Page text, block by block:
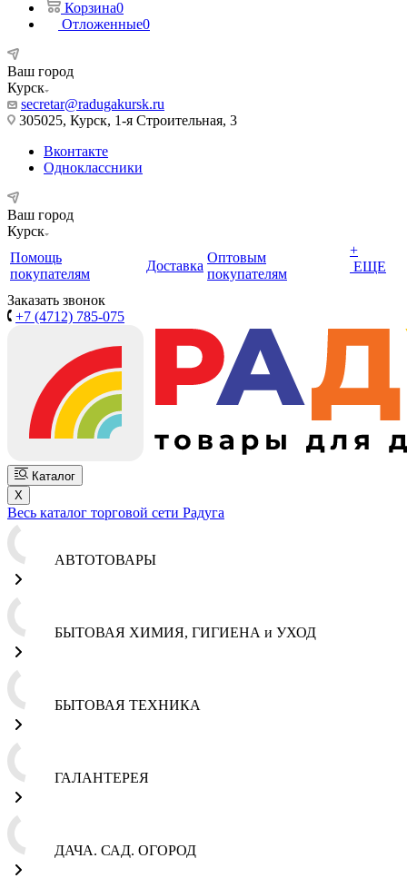
Корзина0
Отложенные0
Ваш город
Курск
secretar@radugakursk.ru
305025, Курск, 1-я Строительная, 3
Вконтакте
Одноклассники
Ваш город
Курск
Помощь
покупателям
Доставка
Оптовым
покупателям
+
ЕЩЕ
Заказать звонок
+7 (4712) 785-075
Каталог
X
Весь каталог торговой сети Радуга
АВТОТОВАРЫ
БЫТОВАЯ ХИМИЯ, ГИГИЕНА и УХОД
БЫТОВАЯ ТЕХНИКА
ГАЛАНТЕРЕЯ
ДАЧА. САД. ОГОРОД